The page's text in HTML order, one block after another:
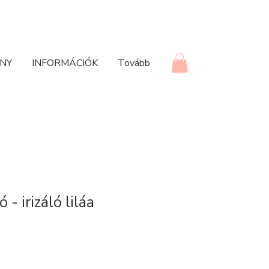
INFORMÁCIÓK Tovább
- irizáló liláa